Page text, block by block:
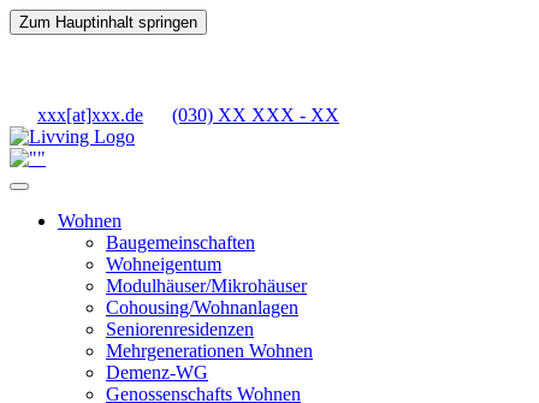
Zum Hauptinhalt springen
xxx[at]xxx.de (030) XX XXX - XX
Wohnen
Baugemeinschaften
Wohneigentum
Modulhäuser/Mikrohäuser
Cohousing/Wohnanlagen
Seniorenresidenzen
Mehrgenerationen Wohnen
Demenz-WG
Genossenschafts Wohnen